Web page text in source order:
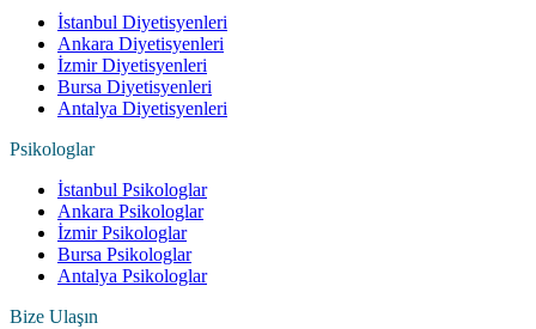
İstanbul Diyetisyenleri
Ankara Diyetisyenleri
İzmir Diyetisyenleri
Bursa Diyetisyenleri
Antalya Diyetisyenleri
Psikologlar
İstanbul Psikologlar
Ankara Psikologlar
İzmir Psikologlar
Bursa Psikologlar
Antalya Psikologlar
Bize Ulaşın